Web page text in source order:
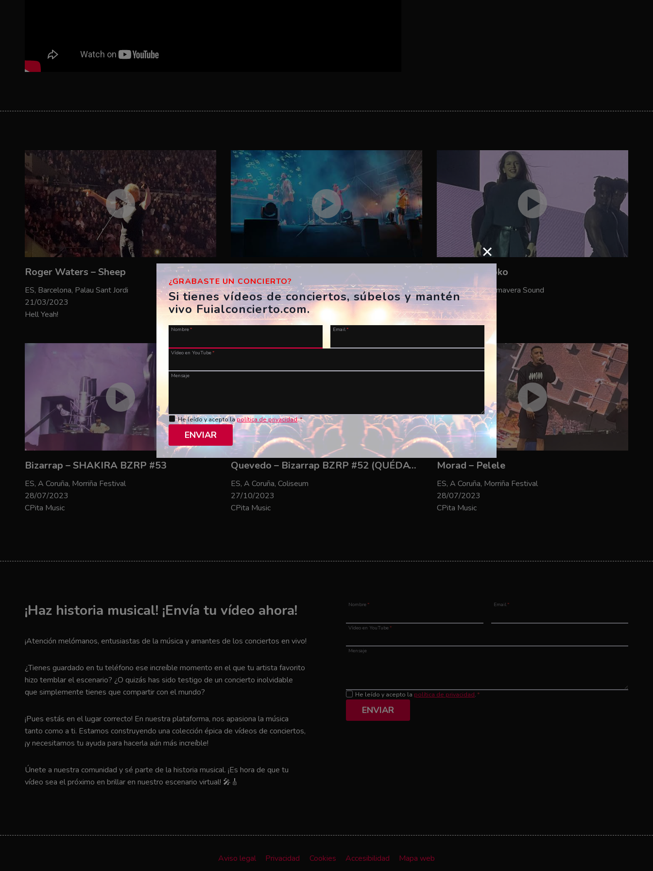
Roger Waters – Sheep
ES, Barcelona, Palau Sant Jordi
21/03/2023
Hell Yeah!
ES, Girona, Festes de Sant Narcís
04/11/2023
invoker917
Rosalía – Saoko
ES, Barcelona, Primavera Sound
02/06/2023
CPita Music
Bizarrap – SHAKIRA BZRP #53
ES, A Coruña, Morriña Festival
28/07/2023
CPita Music
Quevedo – Bizarrap BZRP #52 (QUÉDATE)
ES, A Coruña, Coliseum
27/10/2023
CPita Music
Morad – Pelele
ES, A Coruña, Morriña Festival
28/07/2023
CPita Music
¡Haz historia musical! ¡Envía tu vídeo ahora!
¡Atención melómanos, entusiastas de la música y amantes de los conciertos en vivo!
¿Tienes guardado en tu teléfono ese increíble momento en el que tu artista favorito
hizo temblar el escenario? ¿O quizás has sido testigo de un concierto inolvidable
que simplemente tienes que compartir con el mundo?
¡Pues estás en el lugar correcto! En nuestra plataforma, nos apasiona la música
tanto como a ti. Estamos construyendo una colección épica de vídeos de conciertos,
¡y necesitamos tu ayuda para hacerla aún más increíble!
Únete a nuestra comunidad y sé parte de la historia musical. ¡Es hora de que tu
vídeo sea el próximo en brillar en nuestro escenario virtual! 🎤🎸
Nombre* Email*
Vídeo en YouTube*
Mensaje
He leído y acepto la política de privacidad. *
ENVIAR
Aviso legal Privacidad Cookies Accesibilidad Mapa web
¿GRABASTE UN CONCIERTO?
Si tienes vídeos de conciertos, súbelos y mantén
vivo Fuialconcierto.com.
Nombre* Email*
Vídeo en YouTube*
Mensaje
He leído y acepto lapolítica de privacidad.*
ENVIAR